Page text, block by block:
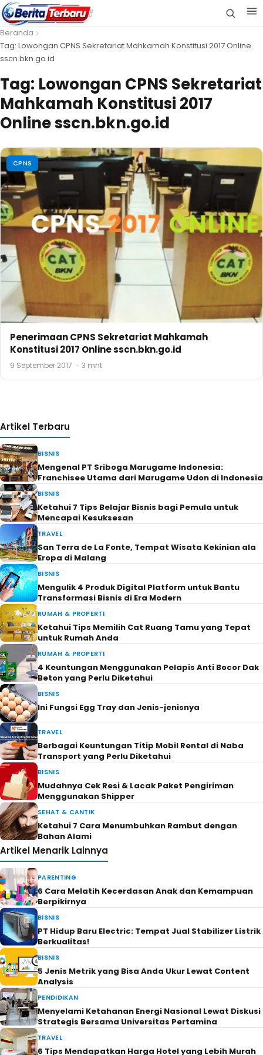
Beranda
Tag: Lowongan CPNS Sekretariat Mahkamah Konstitusi 2017 Online
sscn.bkn.go.id
Tag: Lowongan CPNS Sekretariat
Mahkamah Konstitusi 2017
Online sscn.bkn.go.id
CPNS
Penerimaan CPNS Sekretariat Mahkamah
Konstitusi 2017 Online sscn.bkn.go.id
9 September 2017 · 3 mnt
Artikel Terbaru
BISNIS
Mengenal PT Sriboga Marugame Indonesia:
Franchisee Utama dari Marugame Udon di Indonesia
BISNIS
Ketahui 7 Tips Belajar Bisnis bagi Pemula untuk
Mencapai Kesuksesan
TRAVEL
San Terra de La Fonte, Tempat Wisata Kekinian ala
Eropa di Malang
BISNIS
Mengulik 4 Produk Digital Platform untuk Bantu
Transformasi Bisnis di Era Modern
RUMAH & PROPERTI
Ketahui Tips Memilih Cat Ruang Tamu yang Tepat
untuk Rumah Anda
RUMAH & PROPERTI
4 Keuntungan Menggunakan Pelapis Anti Bocor Dak
Beton yang Perlu Diketahui
BISNIS
Ini Fungsi Egg Tray dan Jenis-jenisnya
TRAVEL
Berbagai Keuntungan Titip Mobil Rental di Naba
Transport yang Perlu Diketahui
BISNIS
Mudahnya Cek Resi & Lacak Paket Pengiriman
Menggunakan Shipper
SEHAT & CANTIK
Ketahui 7 Cara Menumbuhkan Rambut dengan
Bahan Alami
Artikel Menarik Lainnya
PARENTING
6 Cara Melatih Kecerdasan Anak dan Kemampuan
Berpikirnya
BISNIS
PT Hidup Baru Electric: Tempat Jual Stabilizer Listrik
Berkualitas!
BISNIS
5 Jenis Metrik yang Bisa Anda Ukur Lewat Content
Analysis
PENDIDIKAN
Menyelami Ketahanan Energi Nasional Lewat Diskusi
Strategis Bersama Universitas Pertamina
TRAVEL
6 Tips Mendapatkan Harga Hotel yang Lebih Murah